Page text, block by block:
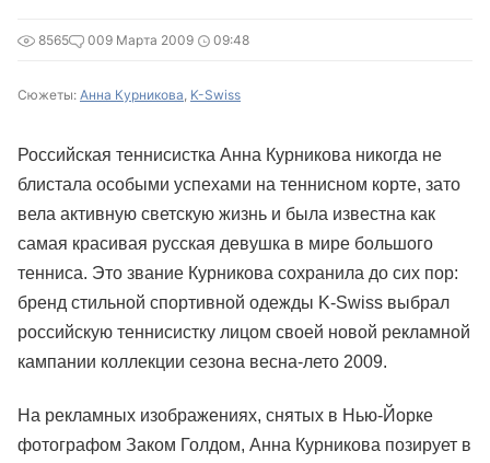
8565 009 Марта 2009 09:48
Сюжеты: Анна Курникова, K-Swiss
Российская теннисистка Анна Курникова никогда не
блистала особыми успехами на теннисном корте, зато
вела активную светскую жизнь и была известна как
самая красивая русская девушка в мире большого
тенниса. Это звание Курникова сохранила до сих пор:
бренд стильной спортивной одежды K-Swiss выбрал
российскую теннисистку лицом своей новой рекламной
кампании коллекции сезона весна-лето 2009.
На рекламных изображениях, снятых в Нью-Йорке
фотографом Заком Голдом, Анна Курникова позирует в